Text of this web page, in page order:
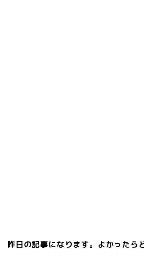
昨日の記事になります。よかった